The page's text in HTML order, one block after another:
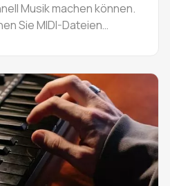
Musik machen können.
Sie MIDI-Dateien